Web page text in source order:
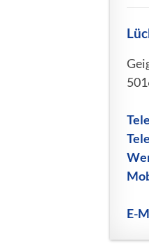
E-